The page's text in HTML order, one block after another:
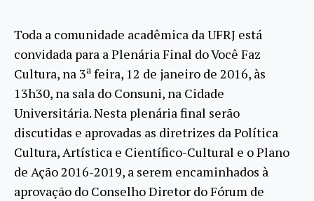
Toda a comunidade acadêmica da UFRJ está
convidada para a Plenária Final do Você Faz
Cultura, na 3a feira, 12 de janeiro de 2016, às
13h30, na sala do Consuni, na Cidade
Universitária. Nesta plenária final serão
discutidas e aprovadas as diretrizes da Política
Cultura, Artística e Científico-Cultural e o Plano
de Ação 2016-2019, a serem encaminhados à
aprovação do Conselho Diretor do Fórum de